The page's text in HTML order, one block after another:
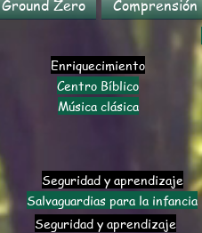
Ground Zero Comprensión
Enriquecimiento
Centro Bíblico
Música clásica
Seguridad y aprendizaje
Salvaguardias para la infancia
Seguridad y aprendizaje